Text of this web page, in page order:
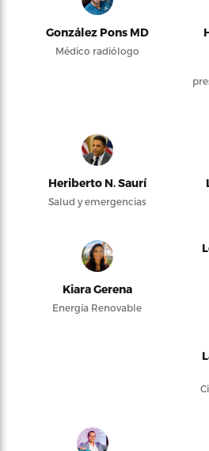
González Pons MD
Médico radiólogo
Heriberto N. Saurí
Salud y emergencias
Kiara Gerena
Energía Renovable